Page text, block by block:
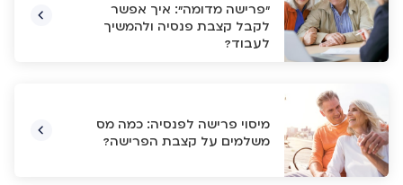
"פרישה מדומה": איך אפשר
לקבל קצבת פנסיה ולהמשיך
לעבוד?
מיסוי פרישה לפנסיה: כמה מס
משלמים על קצבת הפרישה?